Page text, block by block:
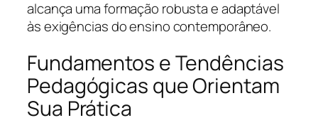
alcança uma formação robusta e adaptável
às exigências do ensino contemporâneo.
Fundamentos e Tendências
Pedagógicas que Orientam
Sua Prática